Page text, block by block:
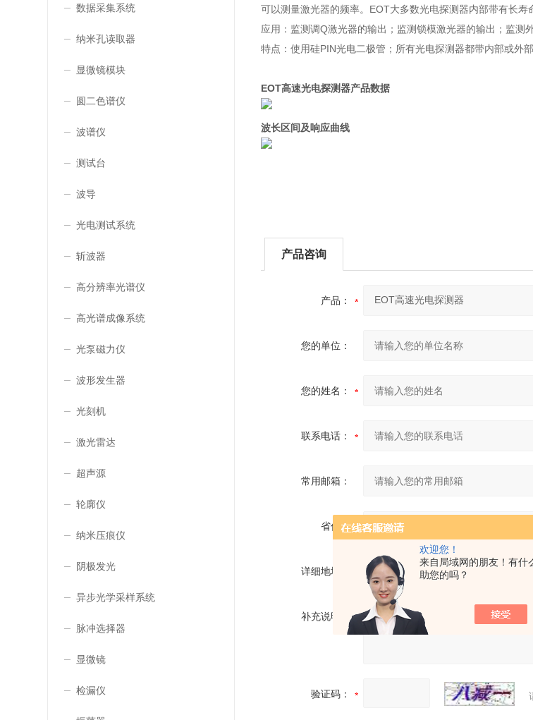
欢迎您！
来自局域网的朋友！有什
助您的吗？
数据采集系统
纳米孔读取器
显微镜模块
圆二色谱仪
波谱仪
测试台
波导
光电测试系统
斩波器
高分辨率光谱仪
高光谱成像系统
光泵磁力仪
波形发生器
光刻机
激光雷达
超声源
轮廓仪
纳米压痕仪
阴极发光
异步光学采样系统
脉冲选择器
显微镜
检漏仪
可以测量激光器的频率。EOT大多数光电探测器内部带有长
应用：监测调Q激光器的输出；监测锁模激光器的输出；监测
特点：使用硅PIN光电二极管；所有光电探测器都带内部或外
EOT高速光电探测器产品数据
波长区间及响应曲线
产品咨询
产品：
您的单位：
您的姓名：
联系电话：
常用邮箱：
省份：
详细地址：
补充说明：
验证码：